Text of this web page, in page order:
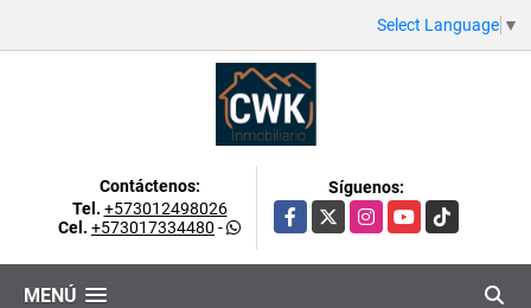
Select Language ▼
Contáctenos:
Tel. +573012498026
Cel. +573017334480 -
Síguenos:
Facebook
X InstagramYouTubeTikTok
MENÚ